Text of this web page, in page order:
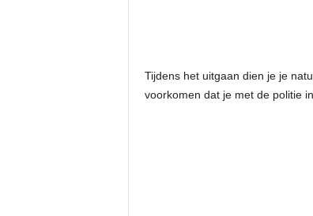
Tijdens het uitgaan dien je je
voorkomen dat je met de politie